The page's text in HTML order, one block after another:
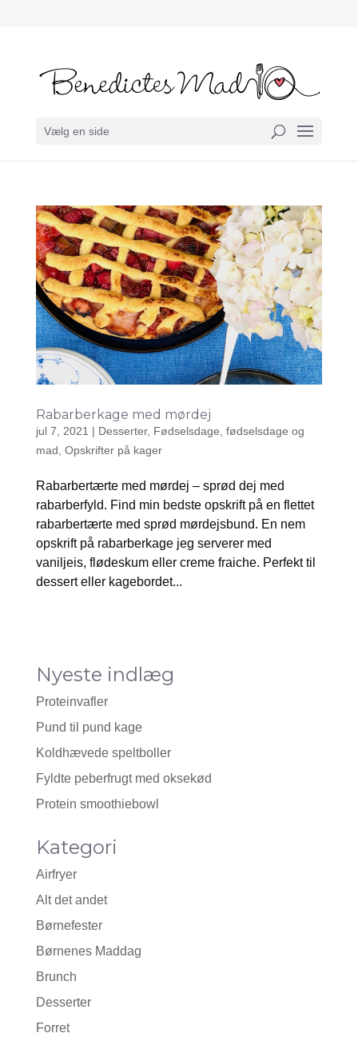
Vælg en side
Rabarberkage med mørdej
jul 7, 2021 | Desserter, Fødselsdage fødselsdage og
mad Opskrifter på kager
Rabarbertærte med mørdej – sprød dej med
rabarberfyld. Find min bedste opskrift på en flettet
rabarbertærte med sprød mørdejsbund. En nem
opskrift på rabarberkage jeg serverer med
vaniljeis, flødeskum eller creme fraiche. Perfekt til
dessert eller kagebordet...
Nyeste indlæg
Proteinvafler
Pund til pund kage
Koldhævede speltboller
Fyldte peberfrugt med oksekød
Protein smoothiebowl
Kategori
Airfryer
Alt det andet
Børnefester
Børnenes Maddag
Brunch
Desserter
Forret